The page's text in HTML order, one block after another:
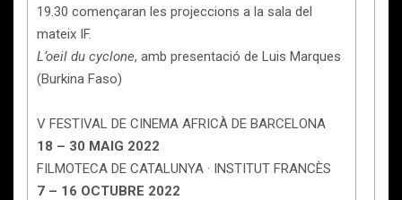
19.30 començaran les projeccions a la sala del
mateix IF.
L’oeil du cyclone, amb presentació de Luis Marques
(Burkina Faso)
V FESTIVAL DE CINEMA AFRICÀ DE BARCELONA
18 – 30 MAIG 2022
FILMOTECA DE CATALUNYA · INSTITUT FRANCÈS
7 – 16 OCTUBRE 2022